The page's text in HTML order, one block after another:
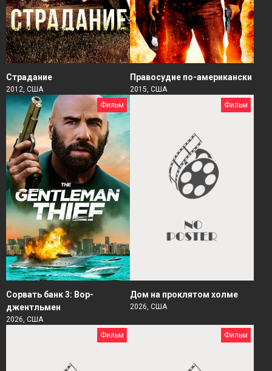
Страдание
2012, США
Правосудие по-американски
2015, США
Фильм
Сорвать банк 3: Вор-
джентльмен
2026, США
Фильм
Дом на проклятом холме
2026, США
Фильм Фильм